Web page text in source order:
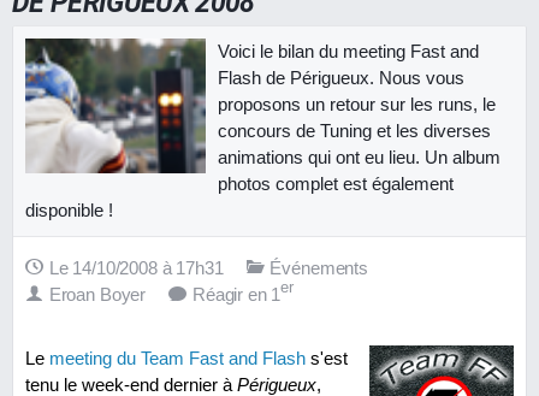
Voici le bilan du meeting Fast and
Flash de Périgueux. Nous vous
proposons un retour sur les runs, le
concours de Tuning et les diverses
animations qui ont eu lieu. Un album
photos complet est également
disponible !
Le 14/10/2008 à 17h31
Événements
Eroan Boyer
Réagir en 1er
Le meeting du Team Fast and Flash s'est
tenu le week-end dernier à Périgueux,